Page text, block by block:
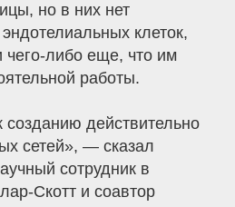
но в них нет
клеток,
либо еще, что им
работы.
действительно
сетей», — сказал
сотрудник в
Скотт и соавтор